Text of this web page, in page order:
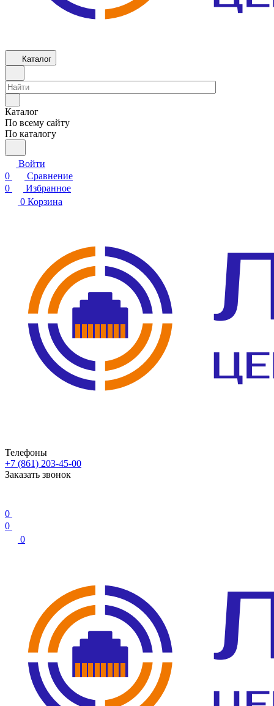
Каталог
Каталог
По всему сайту
По каталогу
Войти
0
Сравнение
0
Избранное
0 Корзина
Телефоны
+7 (861) 203-45-00
Заказать звонок
0
0
0